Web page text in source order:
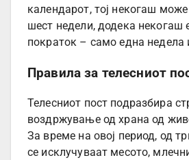
календарот, тој некогаш
шест недели, додека некогаш
пократок – само една недела
Правила за телесниот
Телесниот пост подразбира
воздржување од храна од
За време на овој период, од
се исклучуваат месото,